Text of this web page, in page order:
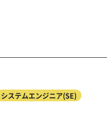
システムエンジニア(SE)